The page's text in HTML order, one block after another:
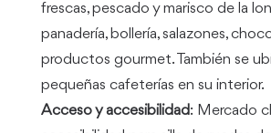
frescas, pescado y marisco de la
panadería, bollería, salazones,
productos gourmet. También se
pequeñas cafeterías en su interior.
Acceso y accesibilidad: Mercado